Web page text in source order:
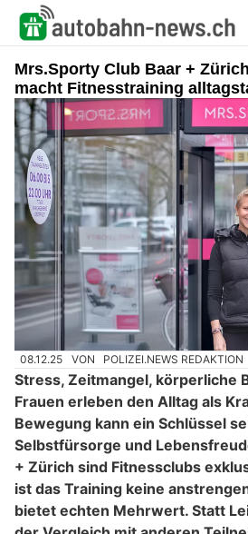
Mrs.Sporty Club Baar +
macht Fitnesstraining
08.12.25 VON POLIZEI.NEWS REDAKTION
Stress, Zeitmangel, körperliche
Frauen erleben den Alltag als
Bewegung kann ein Schlüssel
Selbstfürsorge und
+ Zürich sind Fitnessclubs
ist das Training keine
bietet echten Mehrwert. Statt